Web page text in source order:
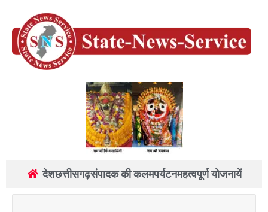
देशछत्तीसगढ़संपादक की कलमपर्यटनमहत्वपूर्ण योजनायें